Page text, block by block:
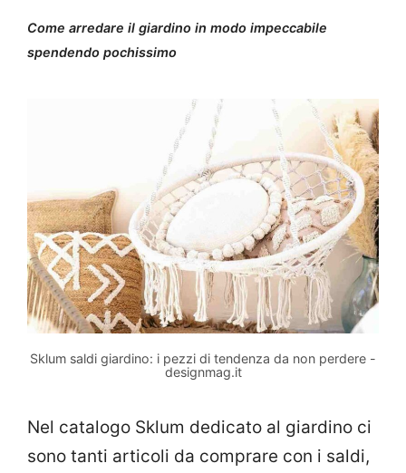
Come arredare il giardino in modo impeccabile
spendendo pochissimo
Sklum saldi giardino: i pezzi di tendenza da non perdere -
designmag.it
Nel catalogo Sklum dedicato al giardino ci
sono tanti articoli da comprare con i saldi,